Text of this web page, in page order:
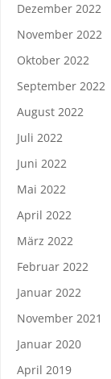
Dezember 2022
November 2022
Oktober 2022
September 2022
August 2022
Juli 2022
Juni 2022
Mai 2022
April 2022
März 2022
Februar 2022
Januar 2022
November 2021
Januar 2020
April 2019